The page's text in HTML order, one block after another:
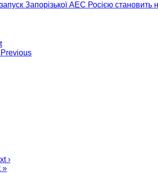
Запорізької АЕС Росією становить
Previous
›
»